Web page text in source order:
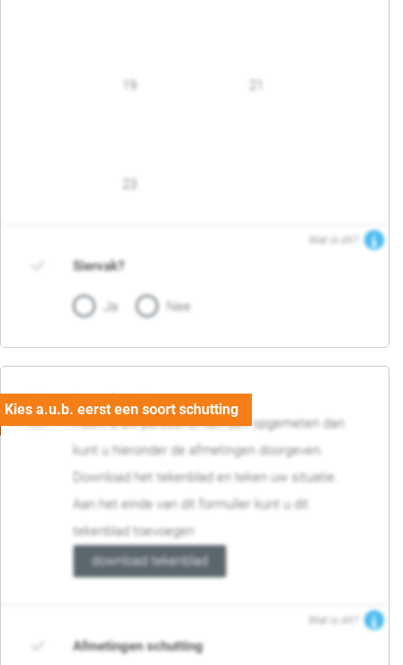
19
Wat is dit?
Siervak?
Ja Nee
04. Afmetingen
Heeft u uw perceel of tuin zelf opgemeten dan
kunt u hieronder de afmetingen doorgeven.
Download het tekenblad en teken uw situatie.
Aan het einde van dit formulier kunt u dit
tekenblad toevoegen
download tekenblad
Wat is dit?
Afmetingen schutting